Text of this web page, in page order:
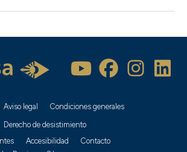
Aviso legal
Condiciones generales
Derecho de desistimiento
Accesibilidad
Contacto